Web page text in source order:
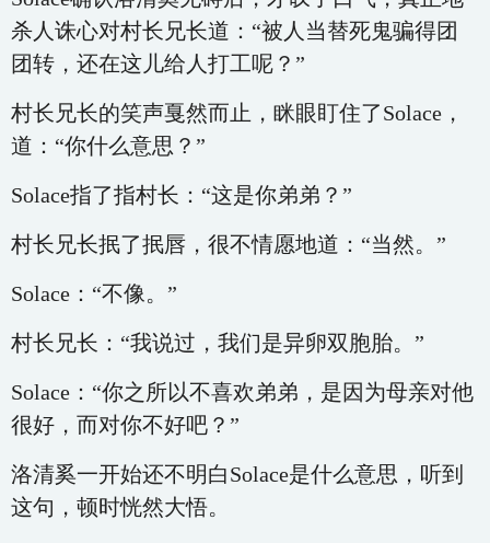
杀人诛心对村长兄长道：“被人当替死鬼骗得团
团转，还在这儿给人打工呢？”
村长兄长的笑声戛然而止，眯眼盯住了Solace，
道：“你什么意思？”
Solace指了指村长：“这是你弟弟？”
村长兄长抿了抿唇，很不情愿地道：“当然。”
Solace：“不像。”
村长兄长：“我说过，我们是异卵双胞胎。”
Solace：“你之所以不喜欢弟弟，是因为母亲对他
很好，而对你不好吧？”
洛清奚一开始还不明白Solace是什么意思，听到
这句，顿时恍然大悟。